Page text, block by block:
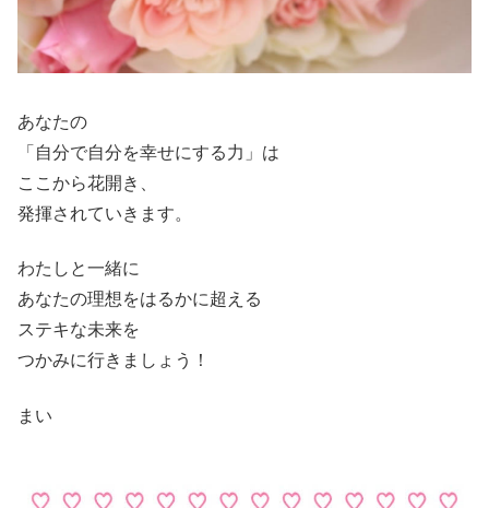
あなたの
「自分で自分を幸せにする力」は
ここから花開き、
発揮されていきます。
わたしと一緒に
あなたの理想をはるかに超える
ステキな未来を
つかみに行きましょう！
まい